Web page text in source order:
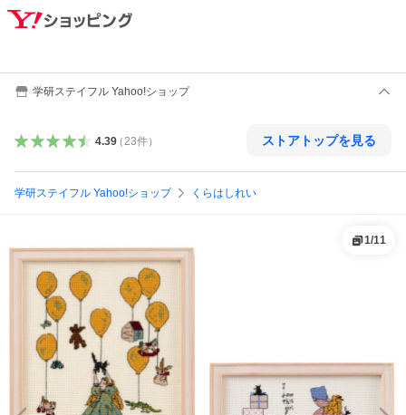
学研ステイフル Yahoo!ショップ
4.39（ 23件） ストアトップを見る
学研ステイフル Yahoo!ショップ くらはしれい
1/11